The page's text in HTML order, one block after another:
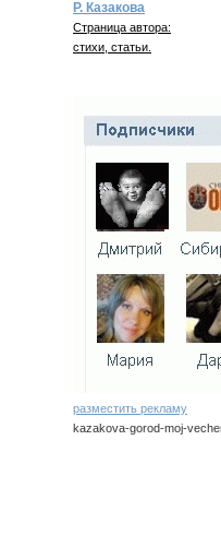
Р. Казакова
Страница автора:
стихи, статьи.
разместить рекламу
kazakova-gorod-moj-